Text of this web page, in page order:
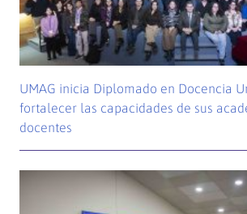
UMAG inicia Diplomado en Docencia
fortalecer las capacidades de sus
docentes